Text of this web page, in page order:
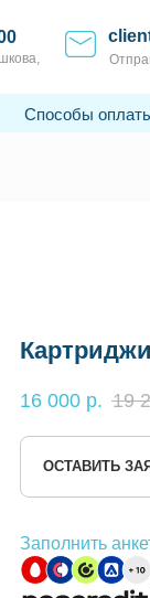
Способы
16 000 р. 19
ОСТАВИТЬ
Заполнить